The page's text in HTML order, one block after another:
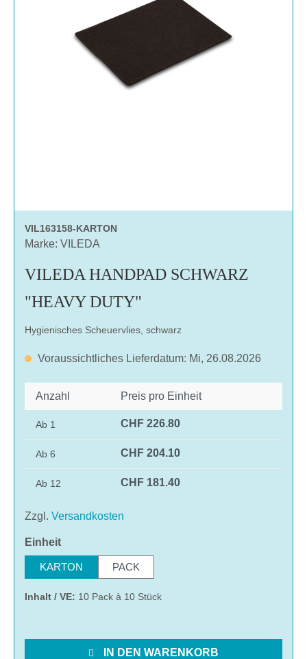
VIL163158-KARTON
Marke: VILEDA
VILEDA HANDPAD SCHWARZ
"HEAVY DUTY"
Hygienisches Scheuervlies, schwarz
Voraussichtliches Lieferdatum: Mi, 26.08.2026
Anzahl Preis pro Einheit
Ab 1 CHF 226.80
Ab 6 CHF 204.10
Ab 12 CHF 181.40
Zzgl. Versandkosten
Einheitauswählen
KARTON PACK
Inhalt / VE: 10 Pack à 10 Stück
IN DEN WARENKORB